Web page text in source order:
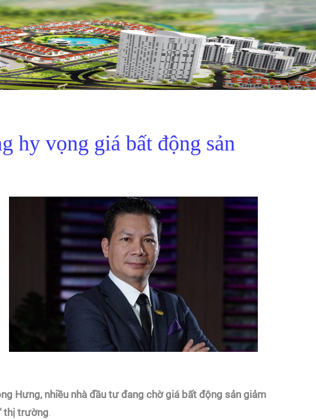
hy vọng giá bất động sản
Hưng, nhiều nhà đầu tư đang chờ giá bất động sản giảm
thị trường.